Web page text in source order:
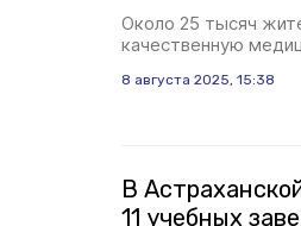
Около 25 тысяч
качественную
8 августа 2025, 15:38
В
11 учебных